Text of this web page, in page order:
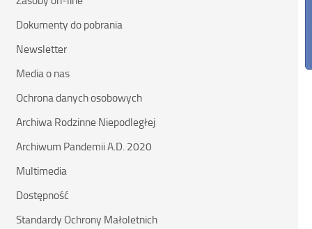
Dokumenty do pobrania
Newsletter
Media o nas
Ochrona danych osobowych
Archiwa Rodzinne Niepodległej
Archiwum Pandemii A.D. 2020
Multimedia
Dostępność
Standardy Ochrony Małoletnich